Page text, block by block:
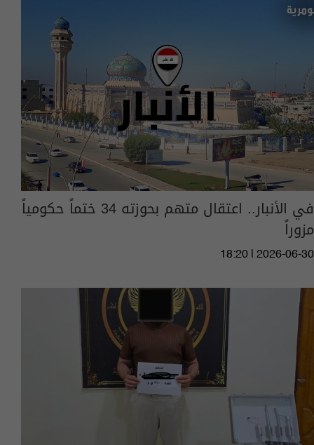
في الأنبار.. اعتقال متهم بحوزته 34 ختماً حكومياً
مزوراً
18:20 | 2026-06-30